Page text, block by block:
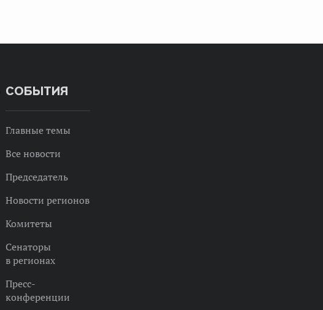
СОБЫТИЯ
Главные темы
Все новости
Председатель
Новости регионов
Комитеты
Сенаторы
в регионах
Пресс-
конференции